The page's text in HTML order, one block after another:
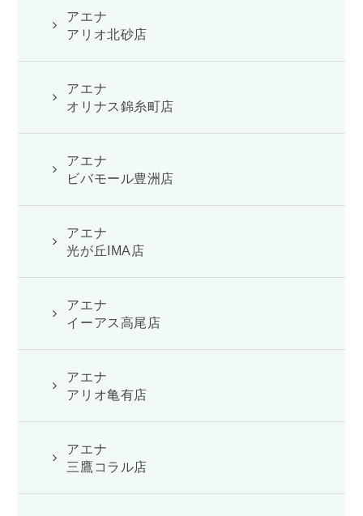
アエナ
アリオ北砂店
アエナ
オリナス錦糸町店
アエナ
ビバモール豊洲店
アエナ
光が丘IMA店
アエナ
イーアス高尾店
アエナ
アリオ亀有店
アエナ
三鷹コラル店